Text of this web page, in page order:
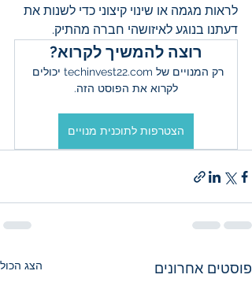
לראות מגמה או שינוי קיצוני כדי לשנות את
דעתנו בנוגע לאיזושהי חברה מהתיק.
רוצה להמשיך לקרוא?
רק המנויים של techinvest22.com יכולים
לקרוא את הפוסט הזה.
הצטרפות לתוכנית מנויים
פוסטים אחרונים הצג הכול